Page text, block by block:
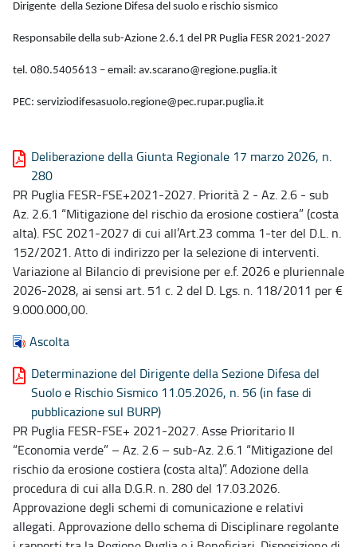
Dirigente della Sezione Difesa del suolo e rischio sismico
Responsabile della sub-Azione 2.6.1 del PR Puglia FESR 2021-2027
tel. 080.5405613 – email: av.scarano@regione.puglia.it
PEC: serviziodifesasuolo.regione@pec.rupar.puglia.it
Deliberazione della Giunta Regionale 17 marzo 2026, n.
280
PR Puglia FESR-FSE+2021-2027. Priorità 2 - Az. 2.6 - sub
Az. 2.6.1 “Mitigazione del rischio da erosione costiera” (costa
alta). FSC 2021-2027 di cui all’Art.23 comma 1-ter del D.L. n.
152/2021. Atto di indirizzo per la selezione di interventi.
Variazione al Bilancio di previsione per e.f. 2026 e pluriennale
2026-2028, ai sensi art. 51 c. 2 del D. Lgs. n. 118/2011 per €
9.000.000,00.
Ascolta
Determinazione del Dirigente della Sezione Difesa del
Suolo e Rischio Sismico 11.05.2026, n. 56 (in fase di
pubblicazione sul BURP)
PR Puglia FESR-FSE+ 2021-2027. Asse Prioritario II
“Economia verde” – Az. 2.6 – sub-Az. 2.6.1 “Mitigazione del
rischio da erosione costiera (costa alta)”. Adozione della
procedura di cui alla D.G.R. n. 280 del 17.03.2026.
Approvazione degli schemi di comunicazione e relativi
allegati. Approvazione dello schema di Disciplinare regolante